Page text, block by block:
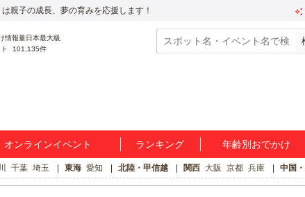
親子の成長、夢の育みを応援します！
101,135件
オンラインイベント ランキング 年齢別おでかけ
千葉 埼玉 東海 愛知 北陸・甲信越 関西 大阪 京都 兵庫 中国